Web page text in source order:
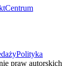
Centrum
Polityka
praw autorskich